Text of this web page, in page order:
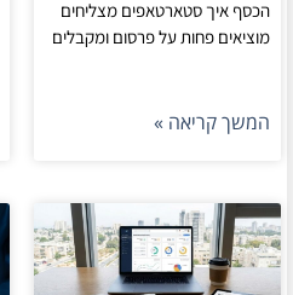
הכסף איך סטארטאפים מצליחים
מוציאים פחות על פרסום ומקבלים
המשך קריאה »